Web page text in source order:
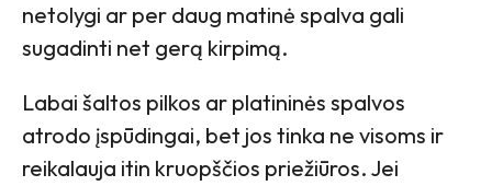
netolygi ar per daug matinė spalva gali
sugadinti net gerą kirpimą.
Labai šaltos pilkos ar platininės spalvos
atrodo įspūdingai, bet jos tinka ne visoms ir
reikalauja itin kruopščios priežiūros. Jei